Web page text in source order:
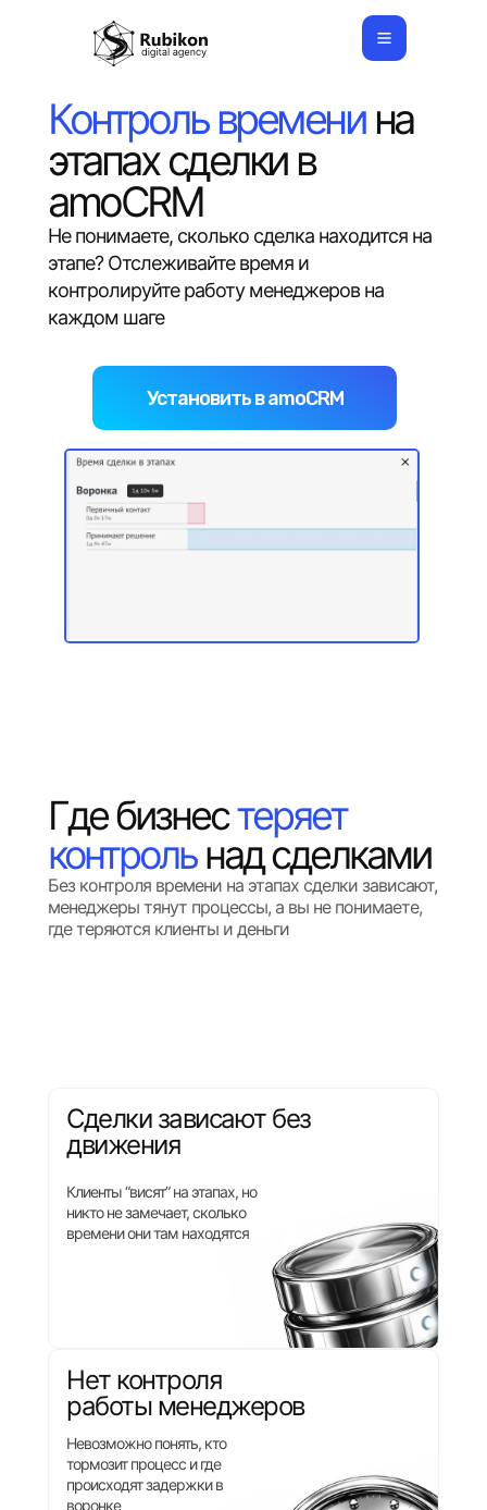
Продукты
Услуги
Лицензии
Кейсы
Партнерство
Связаться
© Copyright 2026 Rubikon. Все права защищены.
Контроль временина
этапах сделки в
amoCRM
Не понимаете, сколько сделка находится на
этапе? Отслеживайте время и
контролируйте работу менеджеров на
каждом шаге
Установить в amoCRM
Где бизнестеряет
контрольнад сделками
Без контроля времени на этапах сделки зависают,
менеджеры тянут процессы, а вы не понимаете,
где теряются клиенты и деньги
Сделки зависают без
движения
Клиенты “висят” на этапах, но
никто не замечает, сколько
времени они там находятся
Нет контроля
работы менеджеров
Невозможно понять, кто
тормозит процесс и где
происходят задержки в
воронке